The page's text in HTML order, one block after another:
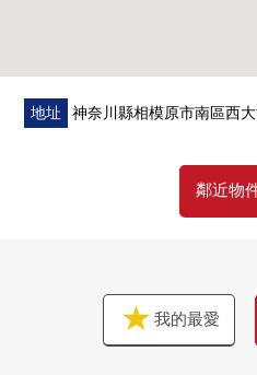
地址 神奈川縣相模原市南區西大
鄰近物
我的最愛